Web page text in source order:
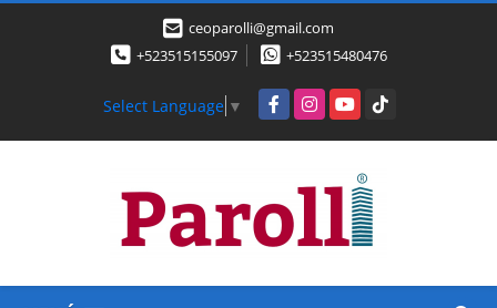
ceoparolli@gmail.com
+523515155097
+523515480476
Select Language ▼ FacebookInstagramYouTubeTikTok